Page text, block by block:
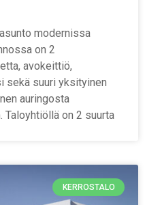
modernissa
on 2
avokeittiö,
sekä suuri yksityinen
auringosta
Taloyhtiöllä on 2 suurta
KERROSTALO